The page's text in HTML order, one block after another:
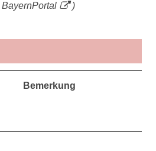
BayernPortal )
Bemerkung